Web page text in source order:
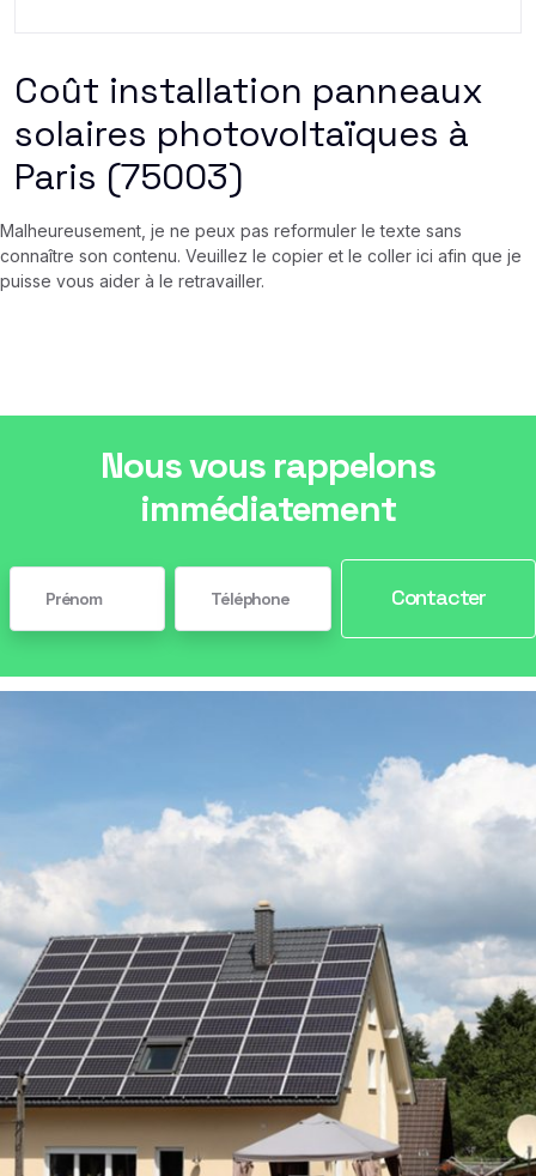
Coût installation panneaux
solaires photovoltaïques à
Paris (75003)
Malheureusement, je ne peux pas reformuler le texte sans
connaître son contenu. Veuillez le copier et le coller ici afin que je
puisse vous aider à le retravailler.
Nous vous rappelons
immédiatement
Contacter